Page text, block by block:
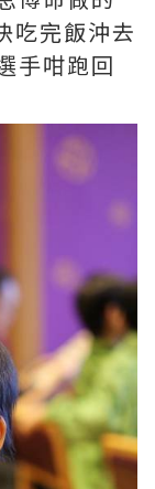
完飯沖去
手咁跑回